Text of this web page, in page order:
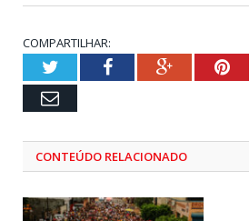
COMPARTILHAR:
TwitterFacebookGoogle+
Email
CONTEÚDO RELACIONADO